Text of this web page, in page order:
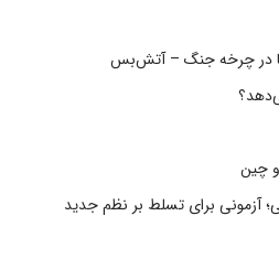
در چرخه جنگ – آتش‌بس
و چین
آزمونی برای تسلط بر نظم جدید